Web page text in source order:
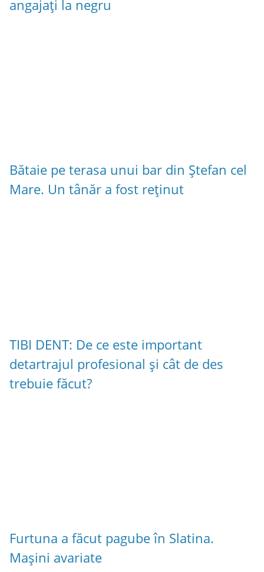
angajați la negru
Bătaie pe terasa unui bar din Ștefan cel
Mare. Un tânăr a fost reținut
TIBI DENT: De ce este important
detartrajul profesional și cât de des
trebuie făcut?
Furtuna a făcut pagube în Slatina.
Mașini avariate